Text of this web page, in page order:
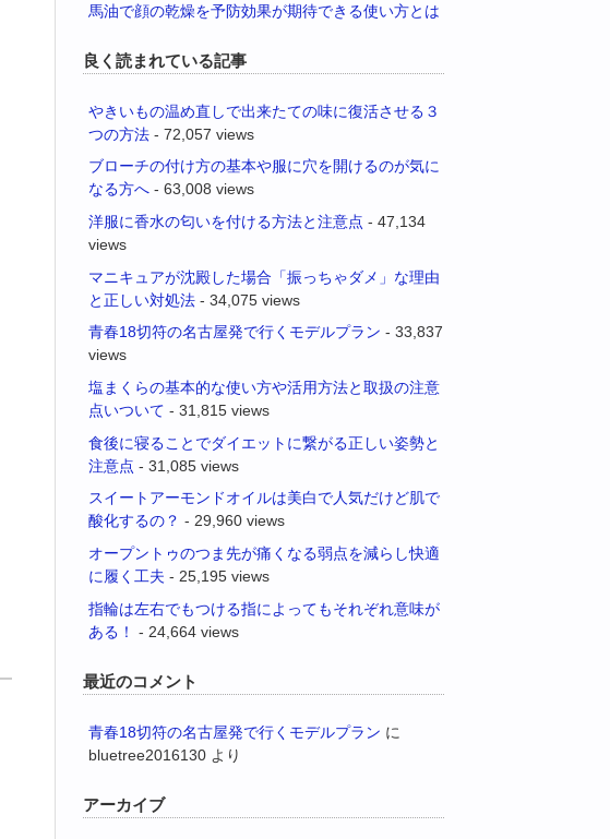
馬油で顔の乾燥を予防効果が期待できる使い方とは
良く読まれている記事
やきいもの温め直しで出来たての味に復活させる３
つの方法 - 72,057 views
ブローチの付け方の基本や服に穴を開けるのが気に
なる方へ - 63,008 views
洋服に香水の匂いを付ける方法と注意点 - 47,134
views
マニキュアが沈殿した場合「振っちゃダメ」な理由
と正しい対処法 - 34,075 views
青春18切符の名古屋発で行くモデルプラン - 33,837
views
塩まくらの基本的な使い方や活用方法と取扱の注意
点いついて - 31,815 views
食後に寝ることでダイエットに繋がる正しい姿勢と
注意点 - 31,085 views
スイートアーモンドオイルは美白で人気だけど肌で
酸化するの？ - 29,960 views
オープントゥのつま先が痛くなる弱点を減らし快適
に履く工夫 - 25,195 views
指輪は左右でもつける指によってもそれぞれ意味が
ある！
- 24,664 views
最近のコメント
青春18切符の名古屋発で行くモデルプラン に
bluetree2016130 より
アーカイブ